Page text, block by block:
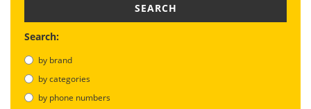
SEARCH
Search:
by brand
by categories
by phone numbers